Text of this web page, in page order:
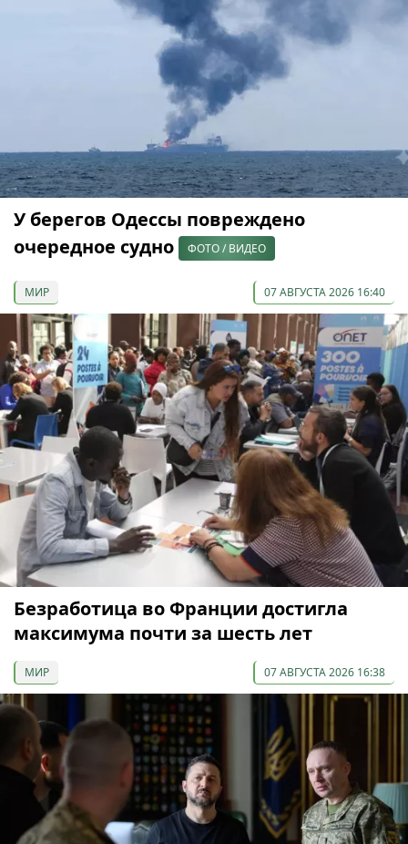
У берегов Одессы повреждено
очередное судно
ФОТО / ВИДЕО
МИР 07 АВГУСТА 2026 16:40
Безработица во Франции достигла
максимума почти за шесть лет
МИР 07 АВГУСТА 2026 16:38